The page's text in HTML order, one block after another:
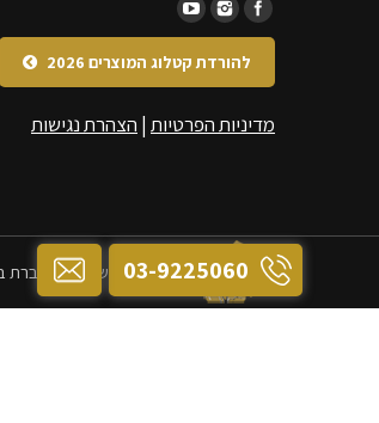
03-9225060
להורדת קטלוג המוצרים 2026
מדיניות הפרטיות | הצהרת נגישות
כל הזכויות שמורות